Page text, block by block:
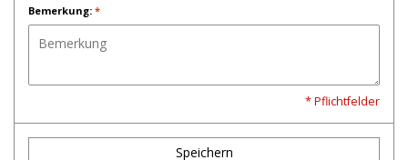
Bemerkung: *
* Pflichtfelder
Speichern